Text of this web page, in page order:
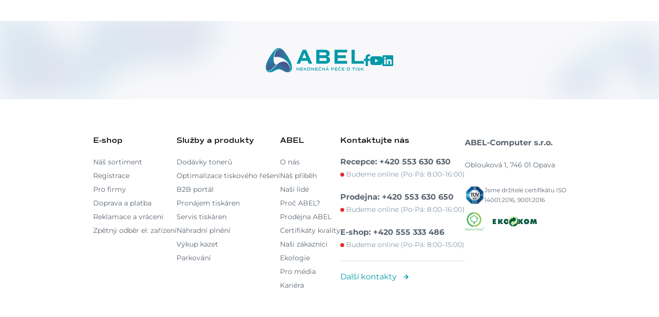
E-shop
Náš sortiment
Registrace
Pro firmy
Doprava a platba
Reklamace a vrácení
Zpětný odběr el. zařízení
Služby a produkty
Dodávky tonerů
Optimalizace tiskového řešení
B2B portál
Pronájem tiskáren
Servis tiskáren
Náhradní plnění
Výkup kazet
Parkování
ABEL
O nás
Náš příběh
Naši lidé
Proč ABEL?
Prodejna ABEL
Certifikáty kvality
Naši zákazníci
Ekologie
Pro média
Kariéra
Kontaktujte nás
Recepce: +420 553 630 630
Budeme online (Po-Pá: 8:00–16:00)
Prodejna: +420 553 630 650
Budeme online (Po-Pá: 8:00–16:00)
E-shop: +420 555 333 486
Budeme online (Po-Pá: 8:00–15:00)
Další kontakty
ABEL-Computer s.r.o.
Oblouková 1, 746 01 Opava
Jsme držitelé certifikátu ISO
14001:2016, 9001:2016